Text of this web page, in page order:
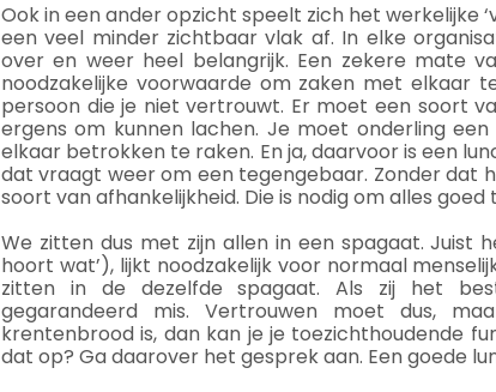
Ook in een ander opzicht speelt zich het werkelijke
een veel minder zichtbaar vlak af. In elke
over en weer heel belangrijk. Een zekere mate
noodzakelijke voorwaarde om zaken met elkaar
persoon die je niet vertrouwt. Er moet een soort
ergens om kunnen lachen. Je moet onderling
elkaar betrokken te raken. En ja, daarvoor is een
dat vraagt weer om een tegengebaar. Zonder dat
soort van afhankelijkheid. Die is nodig om alles goed
We zitten dus met zijn allen in een spagaat. Juist
hoort wat’), lijkt noodzakelijk voor normaal
zitten in de dezelfde spagaat. Als zij het
gegarandeerd mis. Vertrouwen moet dus,
krentenbrood is, dan kan je je toezichthoudende
dat op? Ga daarover het gesprek aan. Een goede